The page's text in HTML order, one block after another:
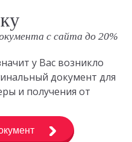
с сайта до 20%
у Вас возникло
документ для
и получения от